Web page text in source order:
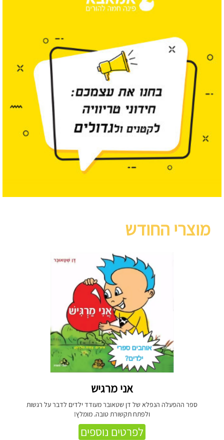
מוצרי החודש
אני מרגיש
ספר ההפעלה הנפלא של דן שטאובר מעודד ילדים לדבר על רגשות
ולפתח תקשורת טובה. מומלץ!
לפרטים נוספים